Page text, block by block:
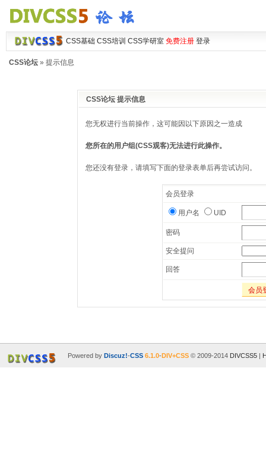
CSS基础 CSS培训 CSS学研室 免费注册 登录
CSS论坛» 提示信息
CSS论坛 提示信息
您无权进行当前操作，这可能因以下原因之一造成
您所在的用户组(CSS观客)无法进行此操作。
您还没有登录，请填写下面的登录表单后再尝试访问。
会员登录
用户名 UID
密码
安全提问
回答
会员
Powered by Discuz!-CSS 6.1.0-DIV+CSS© 2009-2014 DIVCSS5|